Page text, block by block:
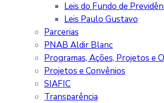
Leis do Fundo de
Leis Paulo Gustavo
Parcerias
PNAB Aldir Blanc
Programas, Ações, Projetos e
Projetos e Convênios
SIAFIC
Transparência